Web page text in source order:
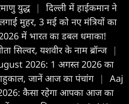
युद्ध |
दिल्ली में हाईकमान ने
मुहर, 3 मई को नए मंत्रियों का
में भारत का डबल धमाका!
सिल्वर, यशवीर के नाम ब्रॉन्ज |
2026: 1 अगस्त 2026 का
जानें आज का पंचांग |
Aaj
कैसा रहेगा आपका आज का